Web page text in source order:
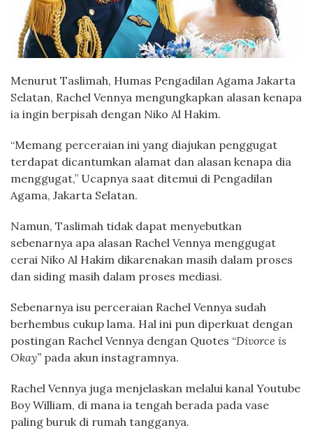
Menurut Taslimah, Humas Pengadilan Agama Jakarta
Selatan, Rachel Vennya mengungkapkan alasan kenapa
ia ingin berpisah dengan Niko Al Hakim.
“Memang perceraian ini yang diajukan penggugat
terdapat dicantumkan alamat dan alasan kenapa dia
menggugat,” Ucapnya saat ditemui di Pengadilan
Agama, Jakarta Selatan.
Namun, Taslimah tidak dapat menyebutkan
sebenarnya apa alasan Rachel Vennya menggugat
cerai Niko Al Hakim dikarenakan masih dalam proses
dan siding masih dalam proses mediasi.
Sebenarnya isu perceraian Rachel Vennya sudah
berhembus cukup lama. Hal ini pun diperkuat dengan
postingan Rachel Vennya dengan Quotes “Divorce is
Okay” pada akun instagramnya.
Rachel Vennya juga menjelaskan melalui kanal Youtube
Boy William, di mana ia tengah berada pada vase
paling buruk di rumah tangganya.